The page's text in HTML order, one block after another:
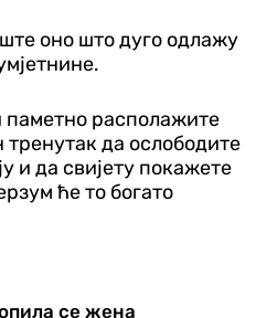
оно што дуго одлажу
паметно располажите
да ослободите
и да свијету покажете
ће то богато
се жена